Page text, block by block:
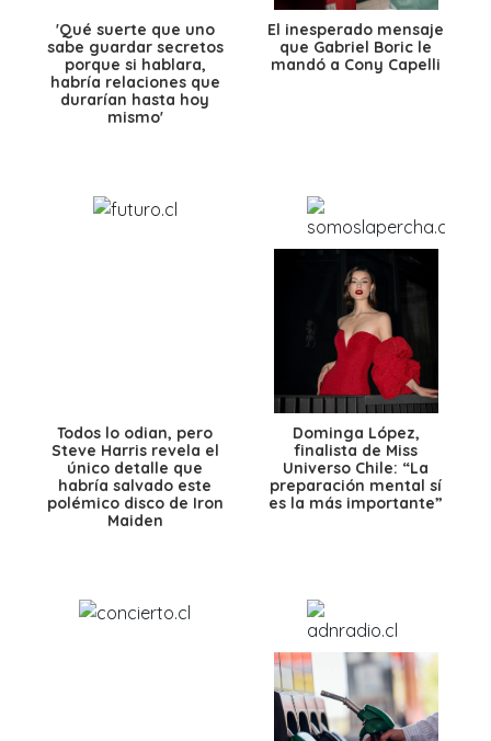
'Qué suerte que uno
sabe guardar secretos
porque si hablara,
habría relaciones que
durarían hasta hoy
mismo'
El inesperado mensaje
que Gabriel Boric le
mandó a Cony Capelli
Todos lo odian, pero
Steve Harris revela el
único detalle que
habría salvado este
polémico disco de Iron
Maiden
Dominga López,
finalista de Miss
Universo Chile: “La
preparación mental sí
es la más importante”